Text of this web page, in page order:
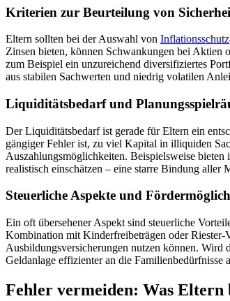
Kriterien zur Beurteilung von
Eltern sollten bei der Auswahl von Inflationsschutz
Zinsen bieten, können Schwankungen bei Aktien
zum Beispiel ein unzureichend diversifiziertes
aus stabilen Sachwerten und niedrig volatilen
Liquiditätsbedarf und
Der Liquiditätsbedarf ist gerade für Eltern ein
gängiger Fehler ist, zu viel Kapital in illiquiden
Auszahlungsmöglichkeiten. Beispielsweise
realistisch einschätzen – eine starre Bindung
Steuerliche Aspekte und
Ein oft übersehener Aspekt sind steuerliche
Kombination mit Kinderfreibeträgen oder Riester-
Ausbildungsversicherungen nutzen können.
Geldanlage effizienter an die Familienbedürfnisse
Fehler vermeiden: Was Eltern